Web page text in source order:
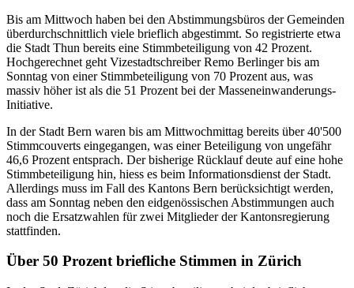
Bis am Mittwoch haben bei den Abstimmungsbüros der Gemeinden
überdurchschnittlich viele brieflich abgestimmt. So registrierte etwa
die Stadt Thun bereits eine Stimmbeteiligung von 42 Prozent.
Hochgerechnet geht Vizestadtschreiber Remo Berlinger bis am
Sonntag von einer Stimmbeteiligung von 70 Prozent aus, was
massiv höher ist als die 51 Prozent bei der Masseneinwanderungs-
Initiative.
In der Stadt Bern waren bis am Mittwochmittag bereits über 40'500
Stimmcouverts eingegangen, was einer Beteiligung von ungefähr
46,6 Prozent entsprach. Der bisherige Rücklauf deute auf eine hohe
Stimmbeteiligung hin, hiess es beim Informationsdienst der Stadt.
Allerdings muss im Fall des Kantons Bern berücksichtigt werden,
dass am Sonntag neben den eidgenössischen Abstimmungen auch
noch die Ersatzwahlen für zwei Mitglieder der Kantonsregierung
stattfinden.
Über 50 Prozent briefliche Stimmen in Zürich